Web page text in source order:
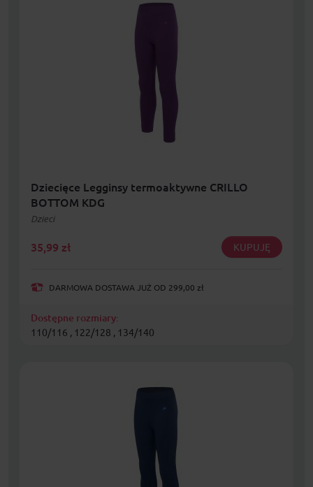
Dziecięce Legginsy termoaktywne CRILLO
BOTTOM KDG
Dzieci
35,99 zł KUPUJĘ
DARMOWA DOSTAWA JUŻ OD 299,00 zł
Dostępne rozmiary:
110/116 , 122/128 , 134/140